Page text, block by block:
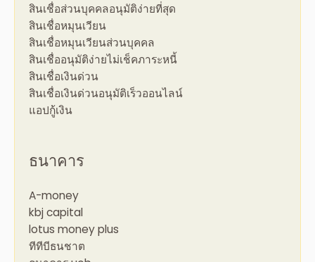
สินเชื่อส่วนบุคคลอนุมัติง่ายที่สุด
สินเชื่อหมุนเวียน
สินเชื่อหมุนเวียนส่วนบุคคล
สินเชื่ออนุมัติง่ายไม่เช็คภาระหนี้
สินเชื่อเงินด่วน
สินเชื่อเงินด่วนอนุมัติเร็วออนไลน์
แอปกู้เงิน
ธนาคาร
A-money
kbj capital
lotus money plus
ทีทีบีธนชาต